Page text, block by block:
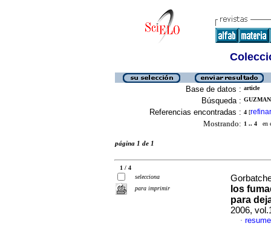
Base de datos : article
Búsqueda :
Referencias encontradas : 4 [refinar
Mostrando: 1 .. 4 en
página 1 de 1
1 / 4
selecciona
para imprimir
los
para
2006,
·